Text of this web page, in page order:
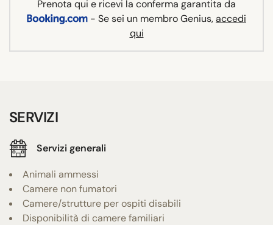
Prenota qui e ricevi la conferma garantita da
- Se sei un membro Genius,accedi
qui
SERVIZI
Servizi generali
Animali ammessi
Camere non fumatori
Camere/strutture per ospiti disabili
Disponibilità di camere familiari